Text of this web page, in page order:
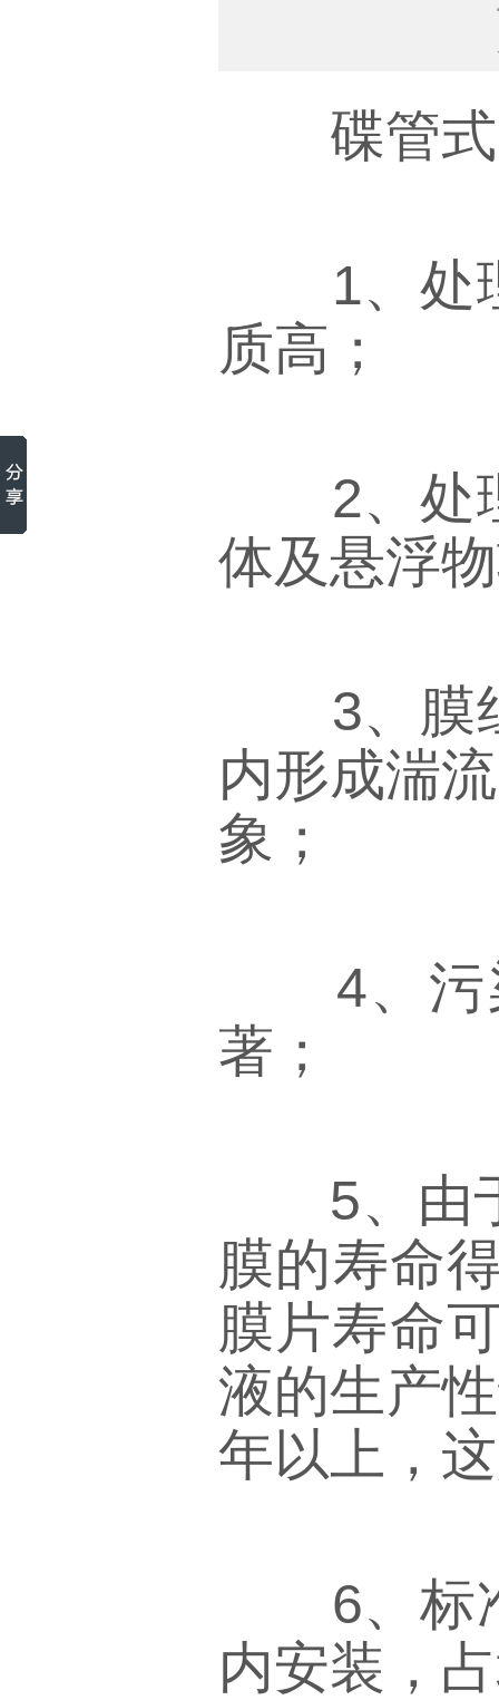
碟管式
1、处理
质高；
2、处理
体及悬浮
3、膜组
内形成湍
象；
4、污染
著；
5、由于
膜的寿命
膜片寿命
液的生产
年以上，
6、标准
内安装，